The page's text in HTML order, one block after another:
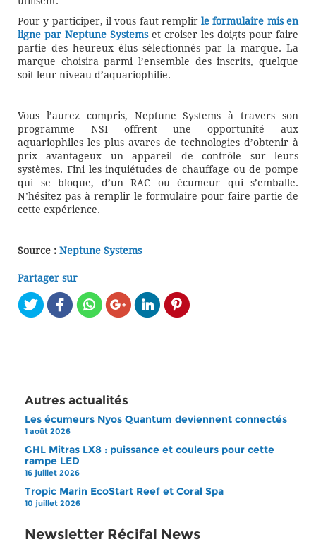
Pour y participer, il vous faut remplirle formulaire mis en
ligne par Neptune Systemset croiser les doigts pour faire
partie des heureux élus sélectionnés par la marque. La
marque choisira parmi l’ensemble des inscrits, quelque
soit leur niveau d’aquariophilie.
Vous l’aurez compris, Neptune Systems à travers son
programme NSI offrent une opportunité aux
aquariophiles les plus avares de technologies d’obtenir à
prix avantageux un appareil de contrôle sur leurs
systèmes. Fini les inquiétudes de chauffage ou de pompe
qui se bloque, d’un RAC ou écumeur qui s’emballe.
N’hésitez pas à remplir le formulaire pour faire partie de
cette expérience.
Source : Neptune Systems
Partager sur
Autres actualités
Les écumeurs Nyos Quantum deviennent connectés
1 août 2026
GHL Mitras LX8 : puissance et couleurs pour cette
rampe LED
16 juillet 2026
Tropic Marin EcoStart Reef et Coral Spa
10 juillet 2026
Newsletter Récifal News